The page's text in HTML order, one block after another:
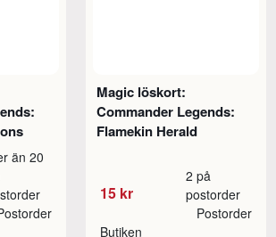
än 20
Magic löskort:
Commander Legends:
Flamekin Herald
15 kr
2 på
postorder
Butiken
Postorder